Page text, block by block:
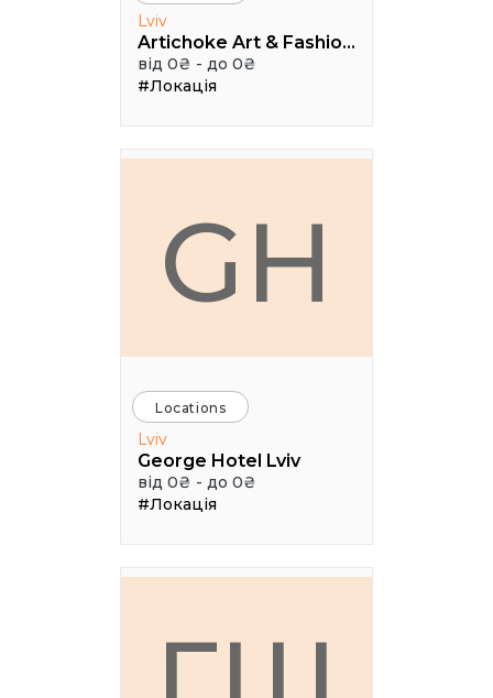
Lviv
Artichoke Art & Fashion School
від 0₴ - до 0₴
#Локація
GH
Locations
Lviv
George Hotel Lviv
від 0₴ - до 0₴
#Локація